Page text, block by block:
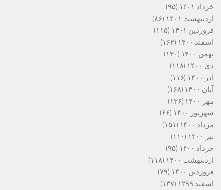
خرداد ۱۴۰۱
(۹۵)
اردیبهشت ۱۴۰۱
(۸۶)
فروردین ۱۴۰۱
(۱۱۵)
اسفند ۱۴۰۰
(۱۶۲)
بهمن ۱۴۰۰
(۱۳۰)
دی ۱۴۰۰
(۱۱۸)
آذر ۱۴۰۰
(۱۱۶)
آبان ۱۴۰۰
(۱۶۸)
مهر ۱۴۰۰
(۱۲۶)
شهریور ۱۴۰۰
(۶۶)
مرداد ۱۴۰۰
(۱۵۱)
تیر ۱۴۰۰
(۱۱۰)
خرداد ۱۴۰۰
(۹۵)
اردیبهشت ۱۴۰۰
(۱۱۸)
فروردین ۱۴۰۰
(۷۹)
اسفند ۱۳۹۹
(۱۳۷)